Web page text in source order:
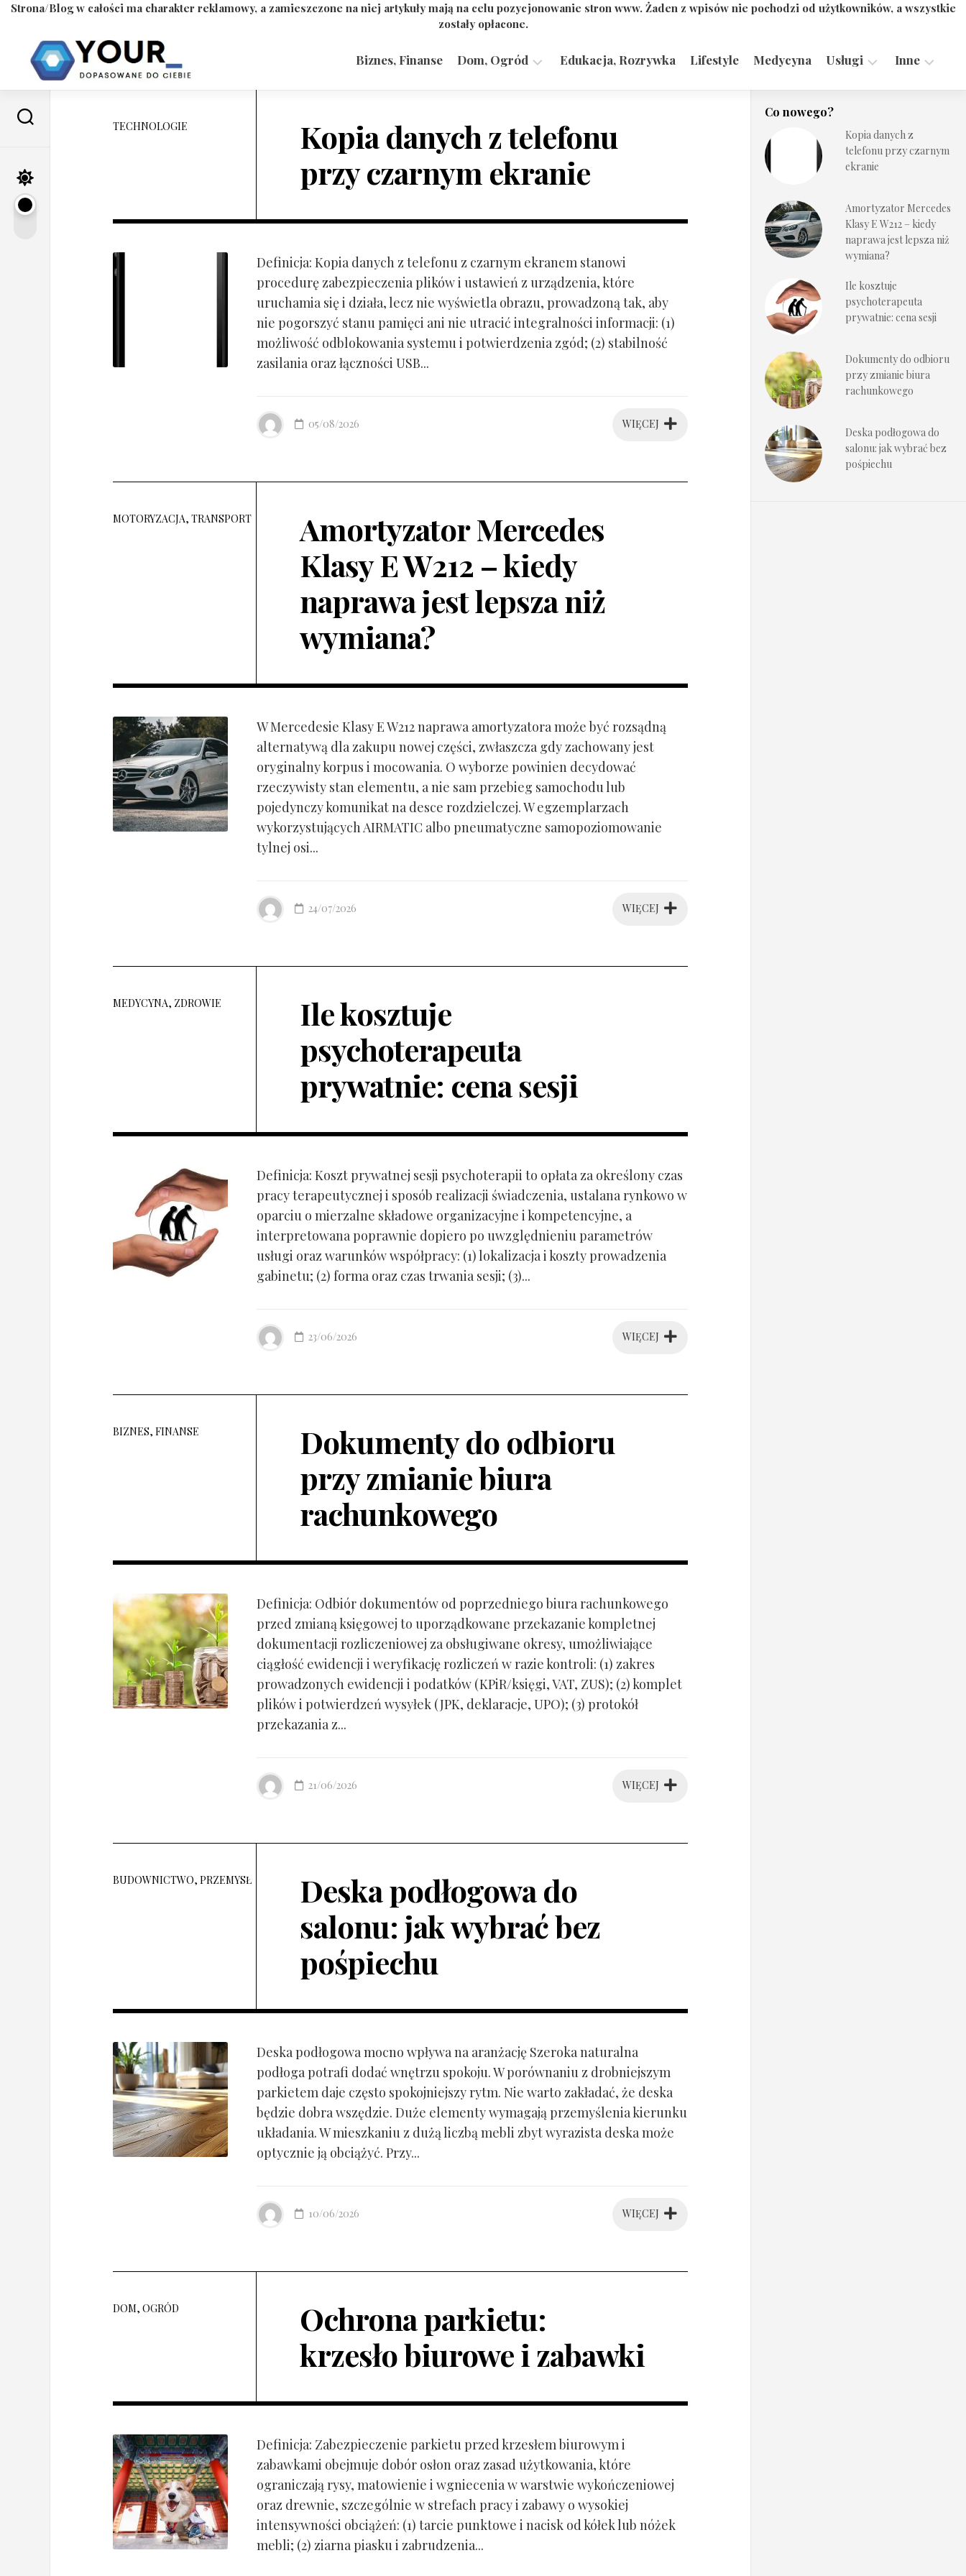
Strona/Blog w całości ma charakter reklamowy, a zamieszczone na niej artykuły mają na celu pozycjonowanie stron www. Żaden z wpisów nie pochodzi od użytkowników, a wszystkie
zostały opłacone.
content
Biznes, Finanse Dom, Ogród Edukacja, Rozrywka Lifestyle Medycyna Usługi
Technologie
Inne
TECHNOLOGIE
Kopia danych z telefonu
przy czarnym ekranie
Definicja: Kopia danych z telefonu z czarnym ekranem stanowi
procedurę zabezpieczenia plików i ustawień z urządzenia, które
uruchamia się i działa, lecz nie wyświetla obrazu, prowadzoną tak, aby
nie pogorszyć stanu pamięci ani nie utracić integralności informacji: (1)
możliwość odblokowania systemu i potwierdzenia zgód; (2) stabilność
zasilania oraz łączności USB...
WIĘCEJ
05/08/2026
MOTORYZACJA, TRANSPORT
Amortyzator Mercedes
Klasy E W212 – kiedy
naprawa jest lepsza niż
wymiana?
W Mercedesie Klasy E W212 naprawa amortyzatora może być rozsądną
alternatywą dla zakupu nowej części, zwłaszcza gdy zachowany jest
oryginalny korpus i mocowania. O wyborze powinien decydować
rzeczywisty stan elementu, a nie sam przebieg samochodu lub
pojedynczy komunikat na desce rozdzielczej. W egzemplarzach
wykorzystujących AIRMATIC albo pneumatyczne samopoziomowanie
tylnej osi...
WIĘCEJ
24/07/2026
MEDYCYNA, ZDROWIE
Ile kosztuje
psychoterapeuta
prywatnie: cena sesji
Definicja: Koszt prywatnej sesji psychoterapii to opłata za określony czas
pracy terapeutycznej i sposób realizacji świadczenia, ustalana rynkowo w
oparciu o mierzalne składowe organizacyjne i kompetencyjne, a
interpretowana poprawnie dopiero po uwzględnieniu parametrów
usługi oraz warunków współpracy: (1) lokalizacja i koszty prowadzenia
gabinetu; (2) forma oraz czas trwania sesji; (3)...
WIĘCEJ
23/06/2026
BIZNES, FINANSE
Dokumenty do odbioru
przy zmianie biura
rachunkowego
Definicja: Odbiór dokumentów od poprzedniego biura rachunkowego
przed zmianą księgowej to uporządkowane przekazanie kompletnej
dokumentacji rozliczeniowej za obsługiwane okresy, umożliwiające
ciągłość ewidencji i weryfikację rozliczeń w razie kontroli: (1) zakres
prowadzonych ewidencji i podatków (KPiR/księgi, VAT, ZUS); (2) komplet
plików i potwierdzeń wysyłek (JPK, deklaracje, UPO); (3) protokół
przekazania z...
WIĘCEJ
21/06/2026
BUDOWNICTWO, PRZEMYSŁ
Deska podłogowa do
salonu: jak wybrać bez
pośpiechu
Deska podłogowa mocno wpływa na aranżację Szeroka naturalna
podłoga potrafi dodać wnętrzu spokoju. W porównaniu z drobniejszym
parkietem daje często spokojniejszy rytm. Nie warto zakładać, że deska
będzie dobra wszędzie. Duże elementy wymagają przemyślenia kierunku
układania. W mieszkaniu z dużą liczbą mebli zbyt wyrazista deska może
optycznie ją obciążyć. Przy...
WIĘCEJ
10/06/2026
DOM, OGRÓD
Ochrona parkietu:
krzesło biurowe i zabawki
Definicja: Zabezpieczenie parkietu przed krzesłem biurowym i
zabawkami obejmuje dobór osłon oraz zasad użytkowania, które
ograniczają rysy, matowienie i wgniecenia w warstwie wykończeniowej
oraz drewnie, szczególnie w strefach pracy i zabawy o wysokiej
intensywności obciążeń: (1) tarcie punktowe i nacisk od kółek lub nóżek
mebli; (2) ziarna piasku i zabrudzenia...
Co nowego?
Kopia danych z
telefonu przy czarnym
ekranie
Amortyzator Mercedes
Klasy E W212 – kiedy
naprawa jest lepsza niż
wymiana?
Ile kosztuje
psychoterapeuta
prywatnie: cena sesji
Dokumenty do odbioru
przy zmianie biura
rachunkowego
Deska podłogowa do
salonu: jak wybrać bez
pośpiechu